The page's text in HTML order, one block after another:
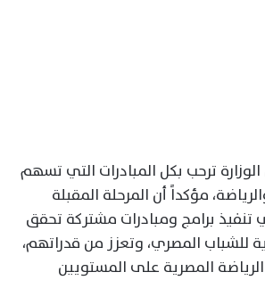
ترحب بكل المبادرات التي تسهم
مؤكداً أن المرحلة المقبلة
برامج ومبادرات مشتركة تحقق
للشباب المصري، وتعزز من قدراتهم،
المصرية على المستويين